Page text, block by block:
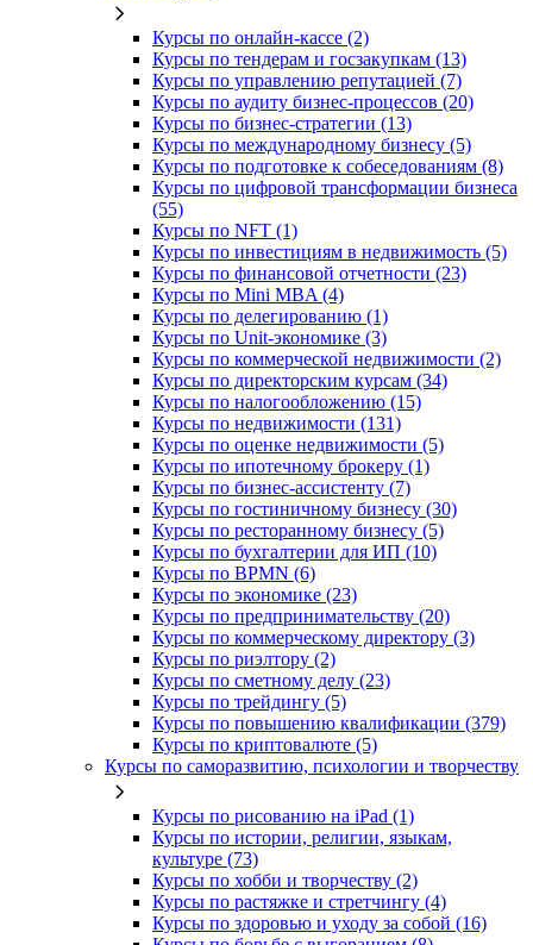
Курсы по онлайн-кассе (2)
Курсы по тендерам и госзакупкам (13)
Курсы по управлению репутацией (7)
Курсы по аудиту бизнес-процессов (20)
Курсы по бизнес-стратегии (13)
Курсы по международному бизнесу (5)
Курсы по подготовке к собеседованиям (8)
Курсы по цифровой трансформации бизнеса
(55)
Курсы по NFT (1)
Курсы по инвестициям в недвижимость (5)
Курсы по финансовой отчетности (23)
Курсы по Mini MBA (4)
Курсы по делегированию (1)
Курсы по Unit-экономике (3)
Курсы по коммерческой недвижимости (2)
Курсы по директорским курсам (34)
Курсы по налогообложению (15)
Курсы по недвижимости (131)
Курсы по оценке недвижимости (5)
Курсы по ипотечному брокеру (1)
Курсы по бизнес-ассистенту (7)
Курсы по гостиничному бизнесу (30)
Курсы по ресторанному бизнесу (5)
Курсы по бухгалтерии для ИП (10)
Курсы по BPMN (6)
Курсы по экономике (23)
Курсы по предпринимательству (20)
Курсы по коммерческому директору (3)
Курсы по риэлтору (2)
Курсы по сметному делу (23)
Курсы по трейдингу (5)
Курсы по повышению квалификации (379)
Курсы по криптовалюте (5)
Курсы по саморазвитию, психологии и творчеству
Курсы по рисованию на iPad (1)
Курсы по истории, религии, языкам,
культуре (73)
Курсы по хобби и творчеству (2)
Курсы по растяжке и стретчингу (4)
Курсы по здоровью и уходу за собой (16)